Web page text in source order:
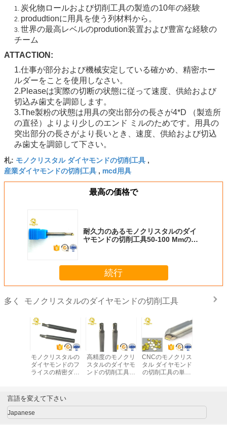
1. 炭化物ロールおよび切削工具の製造の10年の経験
2. produdtionに用具を使う列材料から。
3. 世界の最高レベルのprodution装置および豊富な経験の
チーム
ATTACTION:
1.仕事が部分および機械安定している確かめ、精密ホー
ルダーをことを使用しなさい。
2.Pleaseは実際の切断の状態に従って速度、供給および
切込み歯丈を調節します。
3.The製粉の状態は用具の突出部分の長さが4*D （製造所
の直径）よりより少しのエンド ミルのためです。用具の
突出部分の長さがより長いとき、速度、供給および切込
み歯丈を調節して下さい。
札: モノクリスタル ダイヤモンドの切削工具 ,
産業ダイヤモンドの切削工具 , mcd用具
最高の価格で
耐久力のあるモノクリスタルのダイ
ヤモンドの切削工具50-100 Mmの全
続行
多く モノクリスタルのダイヤモンドの切削工具
作機械
イト
モノクリスタルの
ダイヤモンドのフ
ライスの精密ダイ
具のダイヤモンド
カッター
高精度のモノクリ
スタルのダイヤモ
ンドの切削工具の
CNCのモノクリス
タル ダイヤモンド
の切削工具の単結
言語を変えて下さい
Japanese